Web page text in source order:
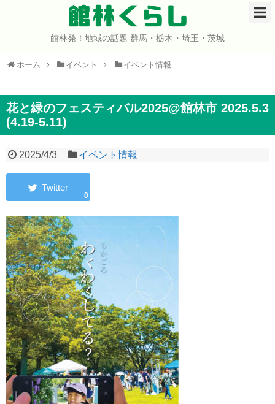
館林くらし
館林発！地域の話題 群馬・栃木・埼玉・茨城
ホーム イベント イベント情報
花と緑のフェスティバル2025@館林市 2025.5.3
(4.19-5.11)
2025/4/3 イベント情報
0
ホーム
イベント
グルメ
コミュニティ
宇宙よりも遠い場所